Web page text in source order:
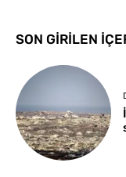
SON GİRİLEN